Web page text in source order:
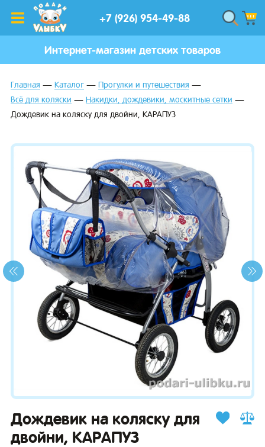
+7 (926) 954-49-88
Интернет-магазин детских товаров
Главная Каталог
Прогулки и путешествия
Всё для коляски
Накидки, дождевики, москитные сетки
Дождевик на коляску для двойни, КАРАПУЗ
Дождевик на коляску для
двойни, КАРАПУЗ